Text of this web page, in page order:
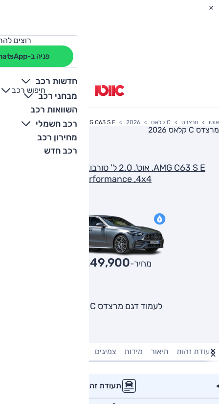
רוצים
פניה ב-WhatsApp
חדשות רכב
מבחני רכב
השוואות רכב
רכב חשמלי
מחירון רכב
רכב חדש
חיפוש רכב
+
-
אוטו מרצדס C קלאס 2026 AMG C63 S E, אוט', 2.0 ל' טורבו, פלאג-אין הייבריד, Performance ,4x4
מרצדס C קלאס 2026
AMG C63 S E, אוט', 2.0 ל' טורבו, פלאג-אין הייבריד,
Performance ,4x4
מחיר-₪1,249,900
לעמוד דגם מרצדס C קלאס
תעודת זהות תיאור מידות צמיגים
תעודת זהות